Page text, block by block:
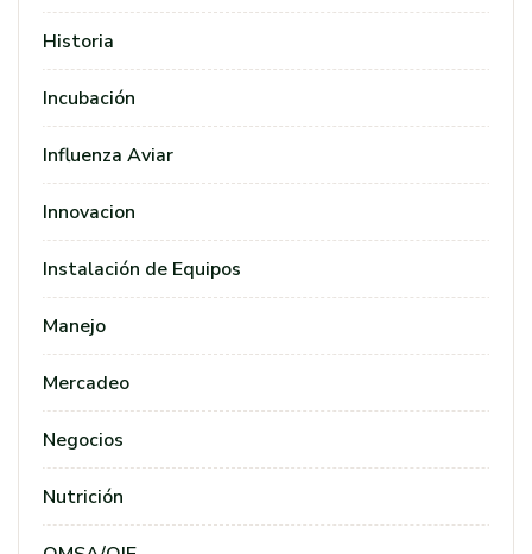
Historia
Incubación
Influenza Aviar
Innovacion
Instalación de Equipos
Manejo
Mercadeo
Negocios
Nutrición